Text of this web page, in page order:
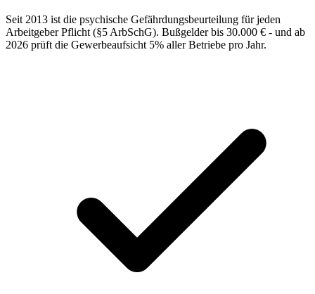
Seit 2013 ist die psychische Gefährdungsbeurteilung für jeden
Arbeitgeber Pflicht (§5 ArbSchG). Bußgelder bis 30.000 € - und ab
2026 prüft die Gewerbeaufsicht 5% aller Betriebe pro Jahr.